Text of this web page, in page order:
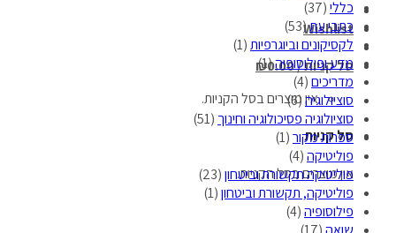
Wishlist
סל קניות /
₪0.00
אין מוצרים בסל הקניות.
סל קניות
אין מוצרים בסל הקניות.
כללי(37)
כתבי עת(53)
לקסיקונים וביוגרפיות(1)
מדע ופילוסופיה(1)
מדריכים(4)
סוציולוגיה(6)
סוציולוגיה פסיכולוגיה וחינוך (51)
ספרות מקור(1)
פוליטיקה(4)
פוליטיקה תקשורת וביטחון(23)
פוליטיקה, תקשורת וביטחון(1)
פילוסופיה(4)